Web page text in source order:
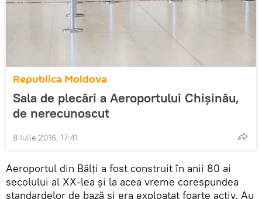
Republica Moldova
Sala de plecări a Aeroportului Chişinău,
de nerecunoscut
8 Iulie 2016, 17:41
Aeroportul din Bălți a fost construit în anii 80 ai
secolului al XX-lea și la acea vreme corespundea
standardelor de bază și era exploatat foarte activ. Au